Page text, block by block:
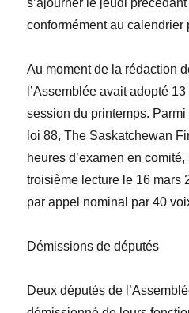
s’ajourner le jeudi
conformément au calendrier
Au moment de la rédaction
l’Assemblée avait adopté
session du printemps.
loi 88,The Saskatchewan
heures d’examen en
troisième lecture le 16 mars
par appel nominal par 40
Démissions de députés
Deux députés de